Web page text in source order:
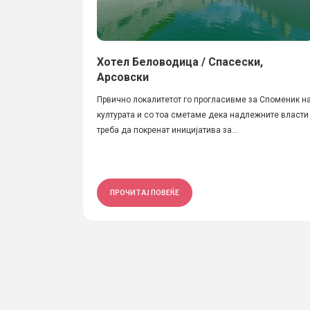
Хотел Беловодица / Спасески,
Арсовски
Првично локалитетот го прогласивме за Споменик
културата и со тоа сметаме дека надлежните власти
треба да покренат иницијатива за...
ПРОЧИТАЈ ПОВЕЌЕ